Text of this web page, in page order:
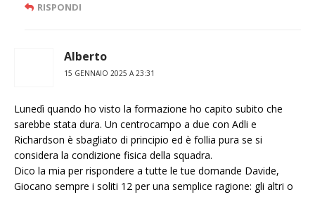
RISPONDI
Alberto
15 GENNAIO 2025 A 23:31
Lunedì quando ho visto la formazione ho capito subito che
sarebbe stata dura. Un centrocampo a due con Adli e
Richardson è sbagliato di principio ed è follia pura se si
considera la condizione fisica della squadra.
Dico la mia per rispondere a tutte le tue domande Davide,
Giocano sempre i soliti 12 per una semplice ragione: gli altri o